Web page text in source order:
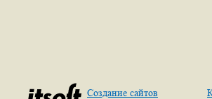
Создание сайтов